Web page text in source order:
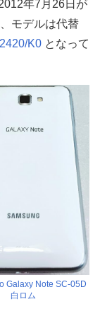
年7月26日が
モデルは代替
K0 となって
Galaxy Note SC-05D
白ロム